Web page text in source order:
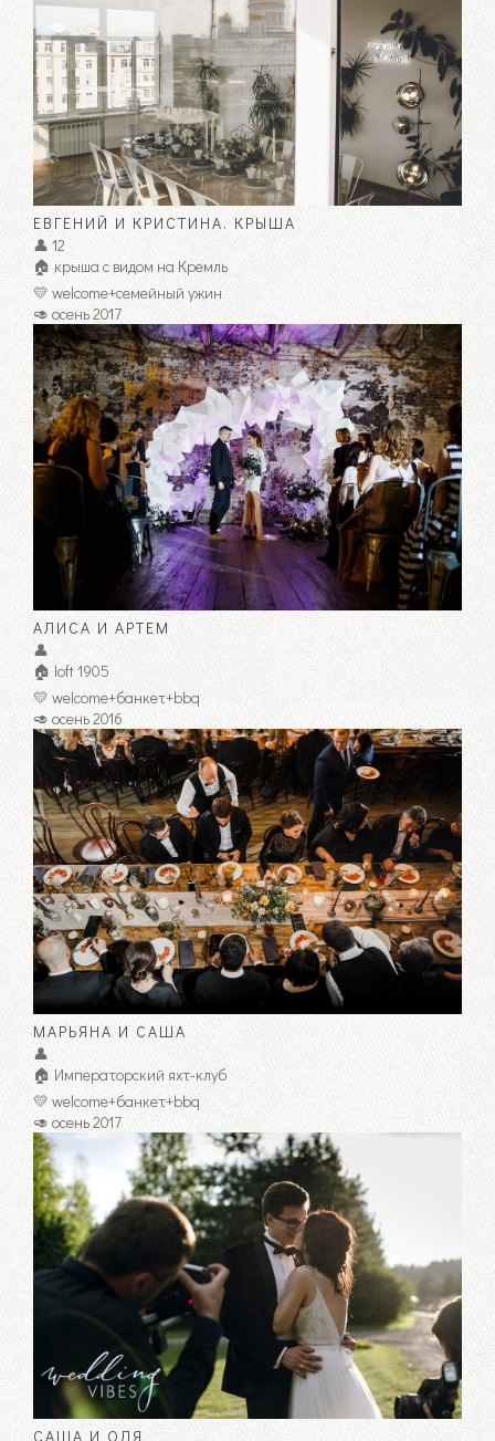
ЕВГЕНИЙ И КРИСТИНА. КРЫША
👤 12
🏠 крыша с видом на Кремль
💛 welcome+семейный ужин
🥑 осень 2017
АЛИСА И АРТЕМ
👤
🏠 loft 1905
💛 welcome+банкет+bbq
🥑 осень 2016
МАРЬЯНА И САША
👤
🏠 Императорский яхт-клуб
💛 welcome+банкет+bbq
🥑 осень 2017
САША И ОЛЯ